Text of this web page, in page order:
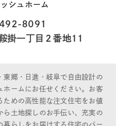
シュホーム
8091
掛一丁目２番地11
東郷・日進・岐阜で自由設計の
ホームにお任せください。お客
ための高性能な注文住宅をお値
ら土地探しのお手伝い、充実の